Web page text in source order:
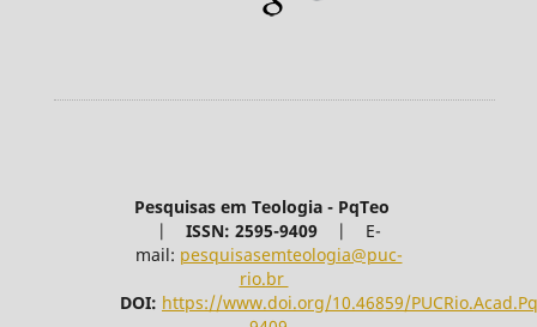
Pesquisas em Teologia - PqTeo
|
ISSN: 2595-9409 |
E-
mail: pesquisasemteologia@puc-
rio.br
DOI: https://www.doi.org/10.46859/